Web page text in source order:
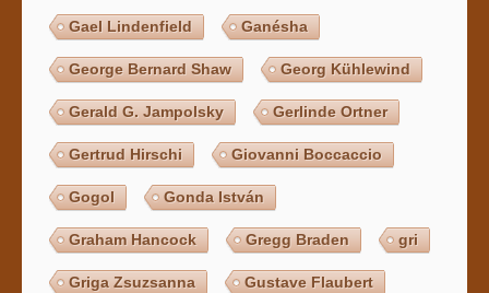
Gael Lindenfield Ganésha
George Bernard Shaw Georg Kühlewind
Gerald G. Jampolsky Gerlinde Ortner
Gertrud Hirschi Giovanni Boccaccio
Gogol Gonda István
Graham Hancock Gregg Braden gri
Griga Zsuzsanna Gustave Flaubert